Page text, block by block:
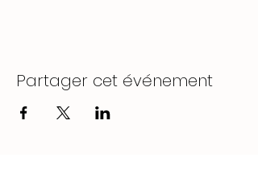
Partager cet événement